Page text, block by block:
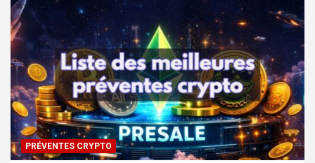
PRÉVENTES CRYPTO